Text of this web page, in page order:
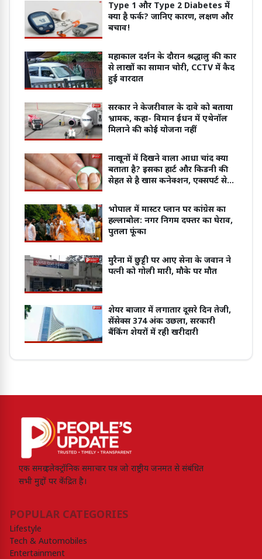
Type 1 और Type 2 Diabetes में
क्या है फर्क? जानिए कारण, लक्षण और
बचाव!
महाकाल दर्शन के दौरान श्रद्धालु की कार
से लाखों का सामान चोरी, CCTV में कैद
हुई वारदात
सरकार ने केजरीवाल के दावे को बताया
भ्रामक, कहा- विमान ईंधन में एथेनॉल
मिलाने की कोई योजना नहीं
नाखूनों में दिखने वाला आधा चांद क्या
बताता है? इसका हार्ट और किडनी की
सेहत से है खास कनेक्शन, एक्सपर्ट से
भोपाल में मास्टर प्लान पर कांग्रेस का
हल्लाबोल: नगर निगम दफ्तर का घेराव,
पुतला फूंका
मुरैना में छुट्टी पर आए सेना के जवान ने
पत्नी को गोली मारी, मौके पर मौत
शेयर बाजार में लगातार दूसरे दिन तेजी,
सेंसेक्स 374 अंक उछला, सरकारी
बैंकिंग शेयरों में रही खरीदारी
एक समग्र इलेक्ट्रॉनिक समाचार पत्र जो राष्ट्रीय जनमत से संबंधित
सभी मुद्दों पर केंद्रित है।
POPULAR CATEGORIES
Lifestyle
Tech & Automobiles
Entertainment